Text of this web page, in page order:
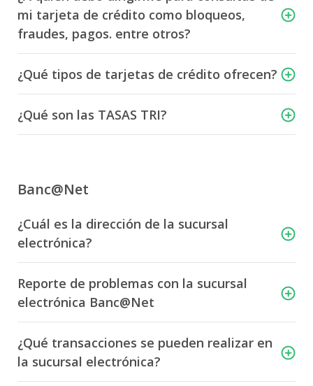
mi tarjeta de crédito como bloqueos,
fraudes, pagos. entre otros?
¿Qué tipos de tarjetas de crédito ofrecen?
¿Qué son las TASAS TRI?
Banc@Net
¿Cuál es la dirección de la sucursal
electrónica?
Reporte de problemas con la sucursal
electrónica Banc@Net
¿Qué transacciones se pueden realizar en
la sucursal electrónica?